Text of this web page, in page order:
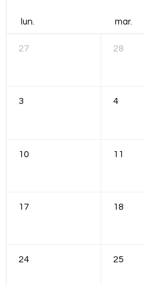
lun. mar.
27 28
3 4
10 11
17 18
24 25